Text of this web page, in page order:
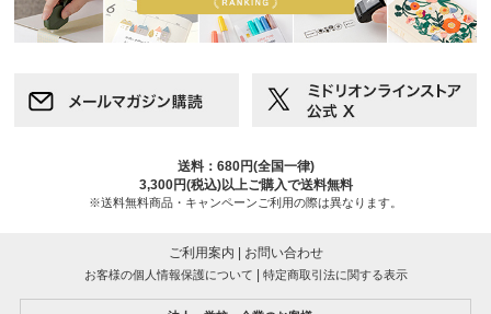
送料：680円(全国一律)
3,300円(税込)以上ご購入で送料無料
※送料無料商品・キャンペーンご利用の際は異なります。
ご利用案内 | お問い合わせ
お客様の個人情報保護について | 特定商取引法に関する表示